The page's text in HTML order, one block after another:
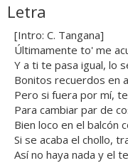
Letra
[Intro: C. Tangana]
Últimamente to' me
Y a ti te pasa igual, lo
Bonitos recuerdos en
Pero si fuera por mí,
Para cambiar par de
Bien loco en el balcón
Si se acaba el chollo,
Así no haya nada y el